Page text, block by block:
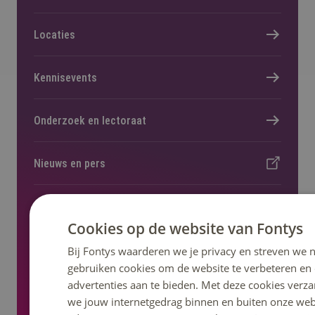
Volg ons op social media
Locaties
Kennisevents
Onderzoek en lectoraat
Nieuws en pers
Regelingen, statuten en reglementen
Cookies op de website van Fontys
Bij Fontys waarderen we je privacy en streven we
gebruiken cookies om de website te verbeteren
advertenties aan te bieden. Met deze cookies
we jouw internetgedrag binnen en buiten onze